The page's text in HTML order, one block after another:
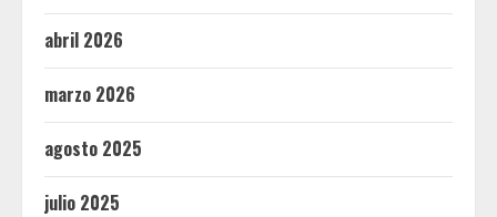
abril 2026
marzo 2026
agosto 2025
julio 2025